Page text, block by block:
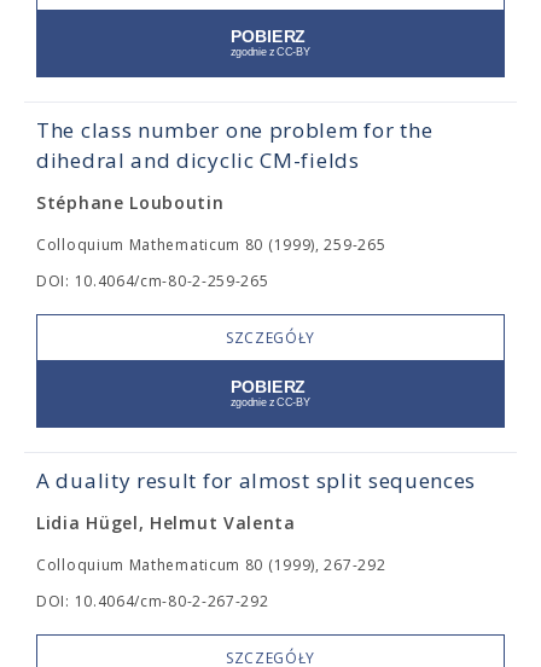
The class number one problem for the
dihedral and dicyclic CM-fields
Stéphane Louboutin
Colloquium Mathematicum 80 (1999), 259-265
DOI: 10.4064/cm-80-2-259-265
SZCZEGÓŁY
A duality result for almost split sequences
Lidia Hügel, Helmut Valenta
Colloquium Mathematicum 80 (1999), 267-292
DOI: 10.4064/cm-80-2-267-292
SZCZEGÓŁY